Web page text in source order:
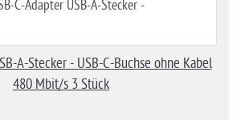
A-Stecker - USB-C-Buchse ohne Kabel
480 Mbit/s 3 Stück